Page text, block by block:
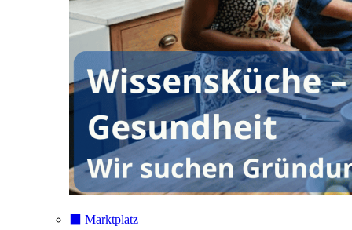
⬛️ Marktplatz